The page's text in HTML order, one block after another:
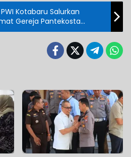
Kotabaru Salurkan
Gereja Pantekosta